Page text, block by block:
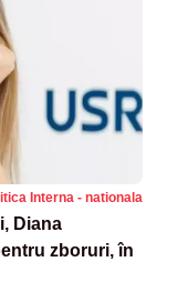
Interna - nationala
Diana
zboruri, în